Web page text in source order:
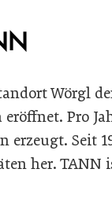
Wörgl
Pro
Seit
her. TANN